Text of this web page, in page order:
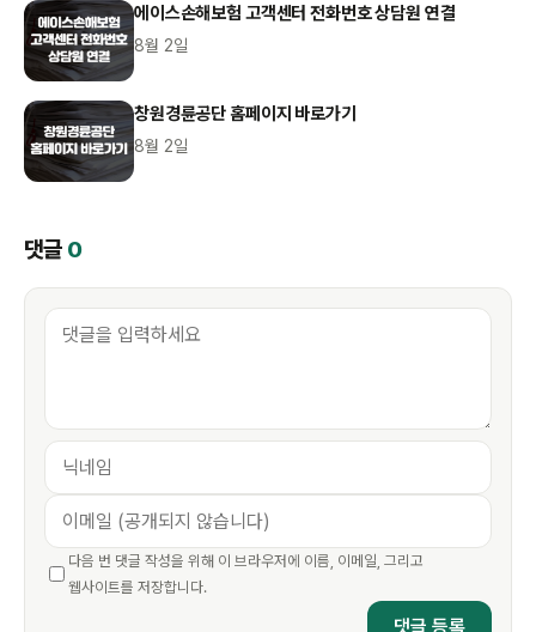
에이스손해보험 고객센터 전화번호 상담원 연결
8월 2일
창원경륜공단 홈페이지 바로가기
8월 2일
댓글 0
다음 번 댓글 작성을 위해 이 브라우저에 이름, 이메일, 그리고
웹사이트를 저장합니다.